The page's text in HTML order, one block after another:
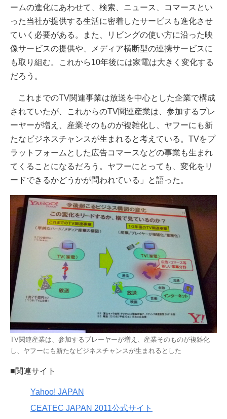
ームの進化にあわせて、検索、ニュース、コマースとい
った当社が提供する生活に密着したサービスも進化させ
ていく必要がある。また、リビングの使い方に沿った映
像サービスの提供や、メディア横断型の連携サービスに
も取り組む。これから10年後には家電は大きく変化する
だろう。
これまでのTV関連事業は放送を中心とした企業で構成
されていたが、これからのTV関連産業は、参加するプレ
ーヤーが増え、産業そのものが複雑化し、ヤフーにも新
たなビジネスチャンスが生まれると考えている。TVをプ
ラットフォームとした広告コマースなどの事業も生まれ
てくることになるだろう。ヤフーにとっても、変化をリ
ードできるかどうかが問われている」と語った。
TV関連産業は、参加するプレーヤーが増え、産業そのものが複雑化
し、ヤフーにも新たなビジネスチャンスが生まれるとした
■関連サイト
Yahoo! JAPAN
CEATEC JAPAN 2011公式サイト